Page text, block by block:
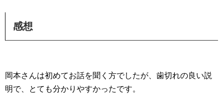
感想
岡本さんは初めてお話を聞く方でしたが、歯切れの良い説
明で、とても分かりやすかったです。